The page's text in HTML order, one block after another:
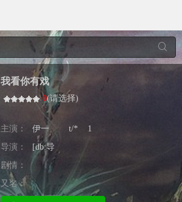
我看你有戏
0(请选择)
主演： 伊一 t/*
1
导演：
[db:导
剧情：
又名：